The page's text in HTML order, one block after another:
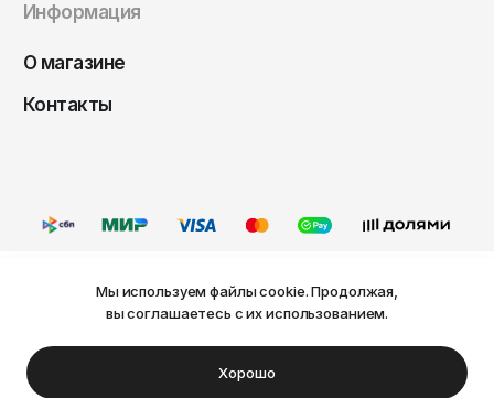
Информация
О магазине
Контакты
© FRIDAY, 2026
Оферта
Политика конфиденциальности
Якутск
Ярославль
Ваш город Пермь?
Мы используем файлы cookie. Продолжая,
вы соглашаетесь с их использованием.
Хорошо